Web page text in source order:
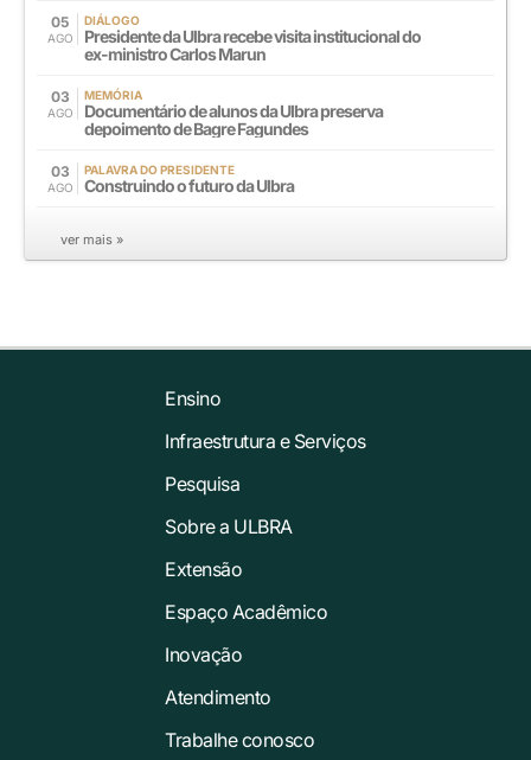
05
AGO
DIÁLOGO
Presidente da Ulbra recebe visita institucional do
ex-ministro Carlos Marun
03
AGO
MEMÓRIA
Documentário de alunos da Ulbra preserva
depoimento de Bagre Fagundes
03
AGO
PALAVRA DO PRESIDENTE
Construindo o futuro da Ulbra
ver mais »
Ensino
Infraestrutura e Serviços
Pesquisa
Sobre a ULBRA
Extensão
Espaço Acadêmico
Inovação
Atendimento
Trabalhe conosco